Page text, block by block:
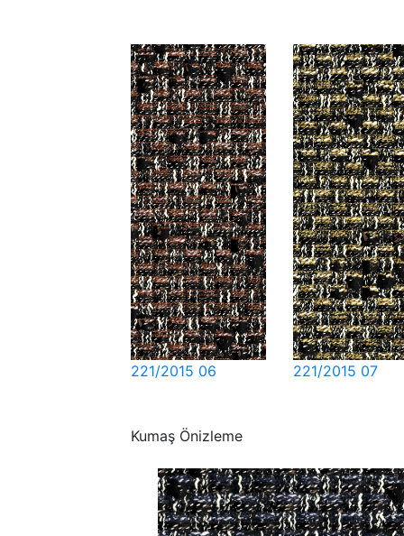
221/2015 06 221/2015 07
Kumaş Önizleme